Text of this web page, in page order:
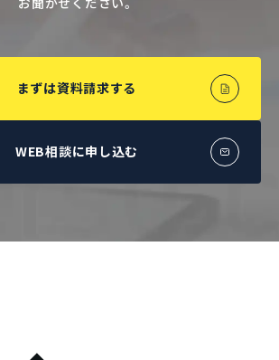
まずは資料請求する
WEB相談に申し込む